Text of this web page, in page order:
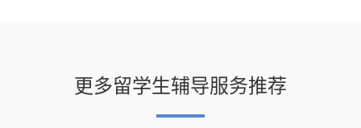
更多留学生辅导服务推荐